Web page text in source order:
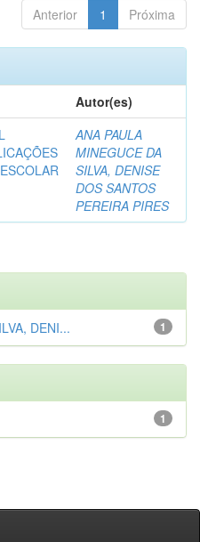
Anterior 1 Próxima
Autor(es)
ANA PAULA
MINEGUCE DA
SILVA, DENISE
DOS SANTOS
PEREIRA PIRES
1
DENI...
1